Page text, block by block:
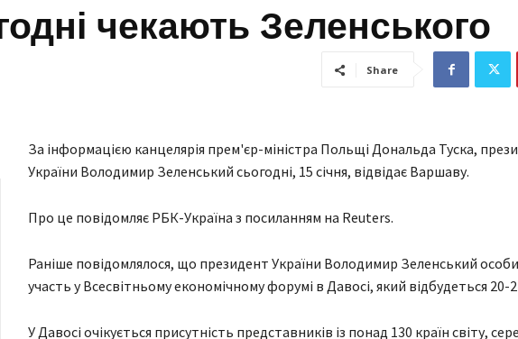
чекають Зеленського
Share
За інформацією канцелярія прем'єр-міністра Польщі Дональда Туска,
України Володимир Зеленський сьогодні, 15 січня, відвідає Варшаву.
Про це повідомляє РБК-Україна з посиланням на Reuters.
Раніше повідомлялося, що президент України Володимир Зеленський
участь у Всесвітньому економічному форумі в Давосі, який відбудеться 20-
У Давосі очікується присутність представників із понад 130 країн світу,